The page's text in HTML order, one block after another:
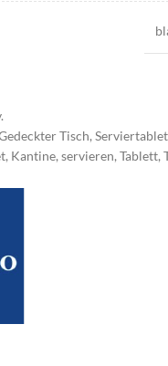
Tisch,
, Kantine, servieren, Tablett,